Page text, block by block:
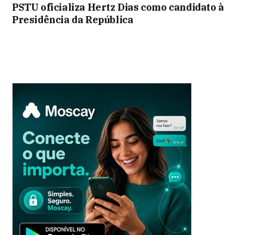
PSTU oficializa Hertz Dias como candidato à
Presidência da República